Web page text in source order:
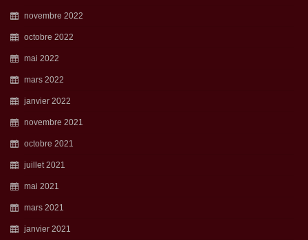
novembre 2022
octobre 2022
mai 2022
mars 2022
janvier 2022
novembre 2021
octobre 2021
juillet 2021
mai 2021
mars 2021
janvier 2021